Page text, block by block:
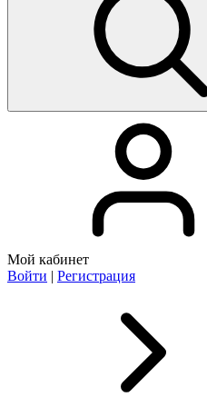
Мой кабинет
Войти | Регистрация